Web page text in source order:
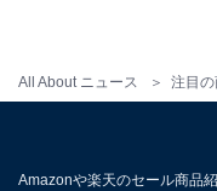
All About ニュース 注目の
ハイセンス 40V型【
Amazonや楽天のセール商品